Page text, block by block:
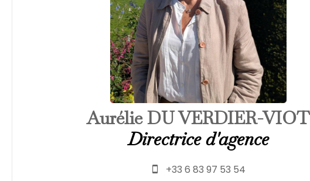
Aurélie DU VERDIER-VIOT
Directrice d'agence
+33 6 83 97 53 54